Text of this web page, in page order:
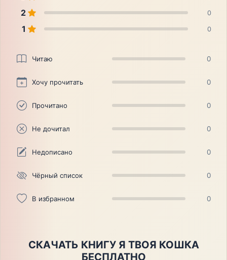
2 0
1 0
Читаю 0
Хочу прочитать 0
Прочитано 0
Не дочитал 0
Недописано 0
Чёрный список 0
В избранном 0
СКАЧАТЬ КНИГУ Я ТВОЯ КОШКА
БЕСПЛАТНО